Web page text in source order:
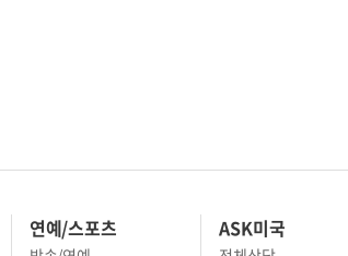
연예/스포츠 ASK미국